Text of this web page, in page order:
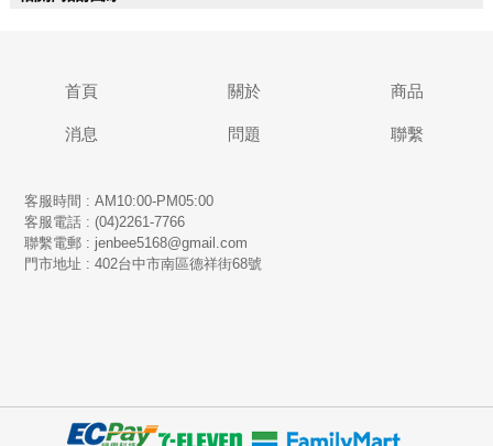
首頁 關於 商品
消息 問題 聯繫
客服時間 : AM10:00-PM05:00
客服電話 : (04)2261-7766
​聯繫電郵 : jenbee5168@gmail.com
門市地址 : 402台中市南區德祥街68號